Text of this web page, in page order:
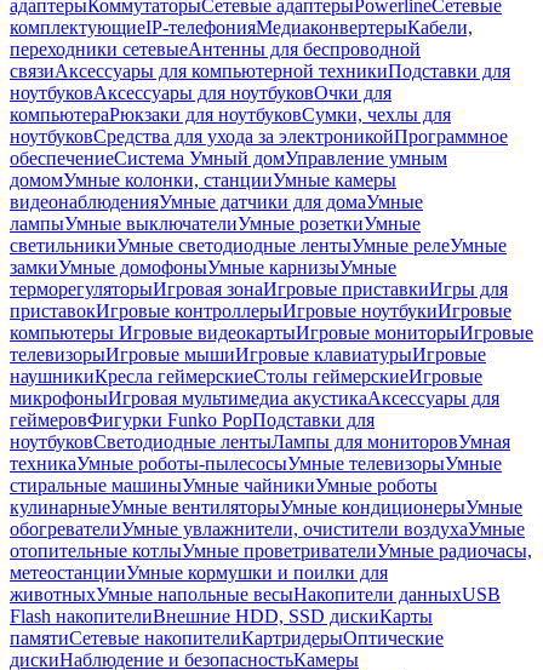
адаптерыКоммутаторыСетевые адаптерыPowerlineСетевые
комплектующиеIP-телефонияМедиаконвертерыКабели,
переходники сетевыеАнтенны для беспроводной
связиАксессуары для компьютерной техникиПодставки для
ноутбуковАксессуары для ноутбуковОчки для
компьютераРюкзаки для ноутбуковСумки, чехлы для
ноутбуковСредства для ухода за электроникойПрограммное
обеспечениеСистема Умный домУправление умным
домомУмные колонки, станцииУмные камеры
видеонаблюденияУмные датчики для домаУмные
лампыУмные выключателиУмные розеткиУмные
светильникиУмные светодиодные лентыУмные релеУмные
замкиУмные домофоныУмные карнизыУмные
терморегуляторыИгровая зонаИгровые приставкиИгры для
приставокИгровые контроллерыИгровые ноутбукиИгровые
компьютеры Игровые видеокартыИгровые мониторыИгровые
телевизорыИгровые мышиИгровые клавиатурыИгровые
наушникиКресла геймерскиеСтолы геймерскиеИгровые
микрофоныИгровая мультимедиа акустикаАксессуары для
геймеровФигурки Funko PopПодставки для
ноутбуковСветодиодные лентыЛампы для мониторовУмная
техникаУмные роботы-пылесосыУмные телевизорыУмные
стиральные машиныУмные чайникиУмные роботы
кулинарныеУмные вентиляторыУмные кондиционерыУмные
обогревателиУмные увлажнители, очистители воздухаУмные
отопительные котлыУмные проветривателиУмные радиочасы,
метеостанцииУмные кормушки и поилки для
животныхУмные напольные весыНакопители данныхUSB
Flash накопителиВнешние HDD, SSD дискиКарты
памятиСетевые накопителиКартридерыОптические
дискиНаблюдение и безопасностьКамеры